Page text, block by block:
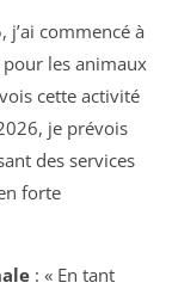
j’ai commencé à
pour les animaux
cette activité
je prévois
des services
forte
: « En tant